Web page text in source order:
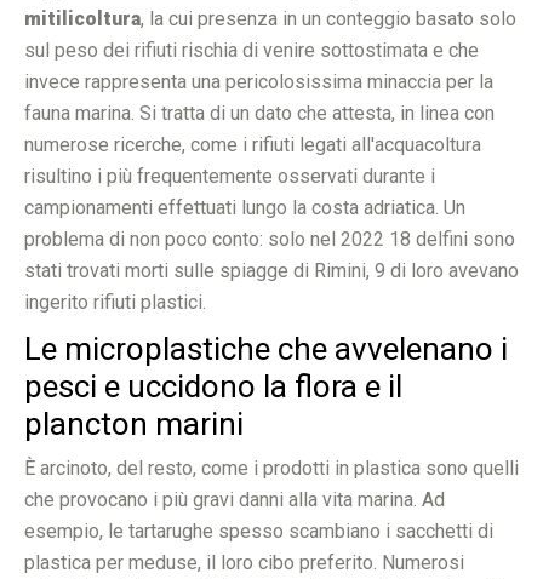
mitilicoltura, la cui presenza in un conteggio basato solo
sul peso dei rifiuti rischia di venire sottostimata e che
invece rappresenta una pericolosissima minaccia per la
fauna marina. Si tratta di un dato che attesta, in linea con
numerose ricerche, come i rifiuti legati all'acquacoltura
risultino i più frequentemente osservati durante i
campionamenti effettuati lungo la costa adriatica. Un
problema di non poco conto: solo nel 2022 18 delfini sono
stati trovati morti sulle spiagge di Rimini, 9 di loro avevano
ingerito rifiuti plastici.
Le microplastiche che avvelenano i
pesci e uccidono la flora e il
plancton marini
È arcinoto, del resto, come i prodotti in plastica sono quelli
che provocano i più gravi danni alla vita marina. Ad
esempio, le tartarughe spesso scambiano i sacchetti di
plastica per meduse, il loro cibo preferito. Numerosi